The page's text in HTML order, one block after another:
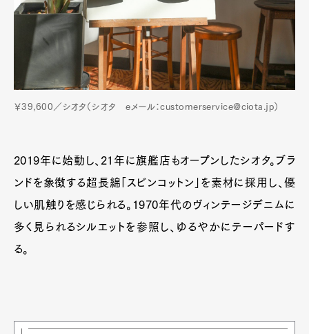
￥39,600／シオタ（シオタ eメール：customerservice@ciota.jp）
2019年に始動し、21年に旗艦店もオープンしたシオタ。ブラ
ンドを象徴する超長綿「スビンコットン」を素材に採用し、優
しい肌触りを感じられる。1970年代のヴィンテージデニムに
多く見られるシルエットを参照し、ゆるやかにテーパードす
る。